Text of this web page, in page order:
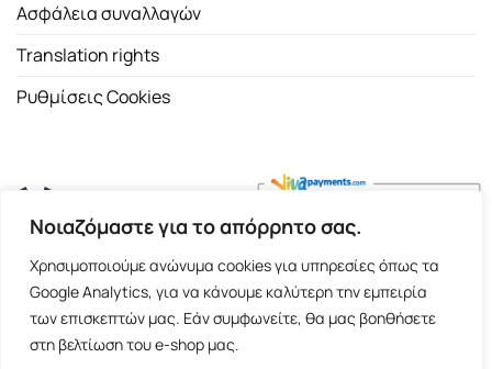
Νοιαζόμαστε για το απόρρητο σας.
Χρησιμοποιούμε ανώνυμα cookies για υπηρεσίες όπως τα
Google Analytics, για να κάνουμε καλύτερη την εμπειρία
των επισκεπτών μας. Εάν συμφωνείτε, θα μας βοηθήσετε
στη βελτίωση του e-shop μας.
Ασφάλεια συναλλαγών
Translation rights
Ρυθμίσεις Cookies
Copyright 2026 ©Εκδοτικός Οίκος Α.Α. Λιβάνη| All rights
reserved.
Σόλωνος 98, 10680 Αθήνα | Τ:2103661200- F: 2103617791
E-shop and Premium Managed Hosting by